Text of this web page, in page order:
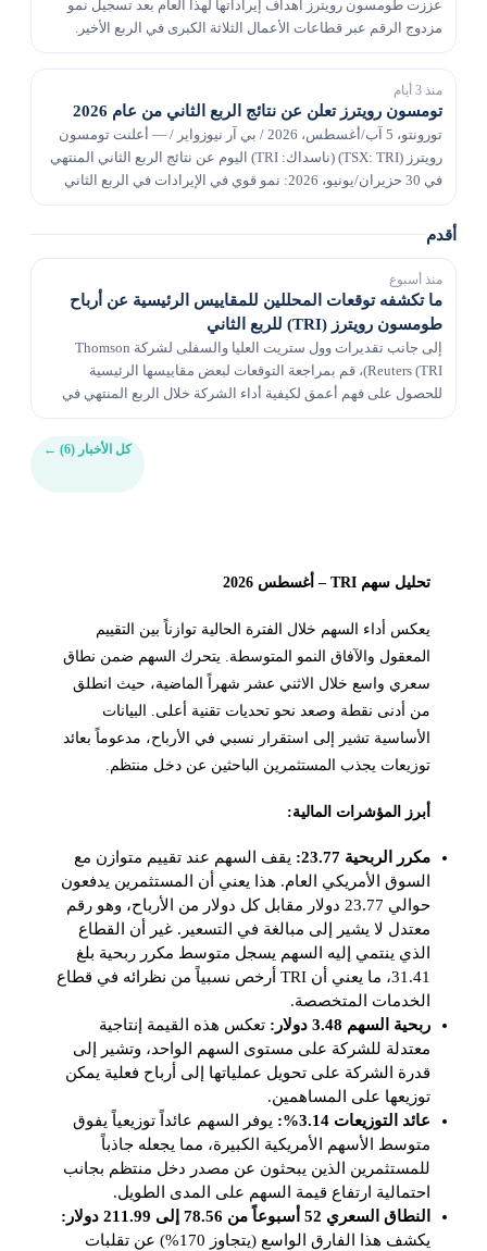
عززت طومسون رويترز أهداف إيراداتها لهذا العام بعد تسجيل نمو
مزدوج الرقم عبر قطاعات الأعمال الثلاثة الكبرى في الربع الأخير.
منذ 3 أيام
تومسون رويترز تعلن عن نتائج الربع الثاني من عام 2026
تورونتو، 5 آب/أغسطس، 2026 / بي آر نيوزواير / — أعلنت تومسون
رويترز (TSX: TRI) (ناسداك: TRI) اليوم عن نتائج الربع الثاني المنتهي
في 30 حزيران/يونيو، 2026: نمو قوي في الإيرادات في الربع الثاني
أقدم
منذ أسبوع
ما تكشفه توقعات المحللين للمقاييس الرئيسية عن أرباح
طومسون رويترز (TRI) للربع الثاني
إلى جانب تقديرات وول ستريت العليا والسفلى لشركة Thomson
Reuters (TRI)، قم بمراجعة التوقعات لبعض مقاييسها الرئيسية
للحصول على فهم أعمق لكيفية أداء الشركة خلال الربع المنتهي في
كل الأخبار (6) ←
تحليل سهم TRI – أغسطس 2026
يعكس أداء السهم خلال الفترة الحالية توازناً بين التقييم
المعقول والآفاق النمو المتوسطة. يتحرك السهم ضمن نطاق
سعري واسع خلال الاثني عشر شهراً الماضية، حيث انطلق
من أدنى نقطة وصعد نحو تحديات تقنية أعلى. البيانات
الأساسية تشير إلى استقرار نسبي في الأرباح، مدعوماً بعائد
توزيعات يجذب المستثمرين الباحثين عن دخل منتظم.
أبرز المؤشرات المالية:
مكرر الربحية 23.77:
يقف السهم عند تقييم متوازن مع
السوق الأمريكي العام. هذا يعني أن المستثمرين يدفعون
حوالي 23.77 دولار مقابل كل دولار من الأرباح، وهو رقم
معتدل لا يشير إلى مبالغة في التسعير. غير أن القطاع
الذي ينتمي إليه السهم يسجل متوسط مكرر ربحية بلغ
31.41، ما يعني أن TRI أرخص نسبياً من نظرائه في قطاع
الخدمات المتخصصة.
ربحية السهم 3.48 دولار:
تعكس هذه القيمة إنتاجية
معتدلة للشركة على مستوى السهم الواحد، وتشير إلى
قدرة الشركة على تحويل عملياتها إلى أرباح فعلية يمكن
توزيعها على المساهمين.
عائد التوزيعات 3.14%:
يوفر السهم عائداً توزيعياً يفوق
متوسط الأسهم الأمريكية الكبيرة، مما يجعله جاذباً
للمستثمرين الذين يبحثون عن مصدر دخل منتظم بجانب
احتمالية ارتفاع قيمة السهم على المدى الطويل.
النطاق السعري 52 أسبوعاً من 78.56 إلى 211.99 دولار:
يكشف هذا الفارق الواسع (يتجاوز 170%) عن تقلبات